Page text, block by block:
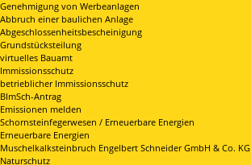
Genehmigung von Werbeanlagen
Abbruch einer baulichen Anlage
Abgeschlossenheitsbescheinigung
Grundstücksteilung
virtuelles Bauamt
Immissionsschutz
betrieblicher Immissionsschutz
BImSch-Antrag
Emissionen melden
Schornsteinfegerwesen / Erneuerbare Energien
Erneuerbare Energien
Muschelkalksteinbruch Engelbert Schneider GmbH & Co. KG
Naturschutz